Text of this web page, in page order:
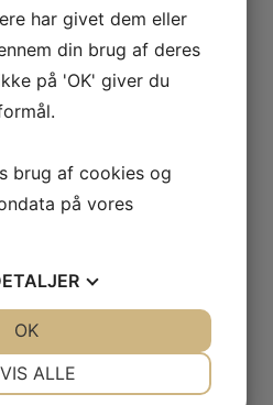
har givet dem eller
din brug af deres
på 'OK' giver du
brug af cookies og
på vores
ALLE
OK